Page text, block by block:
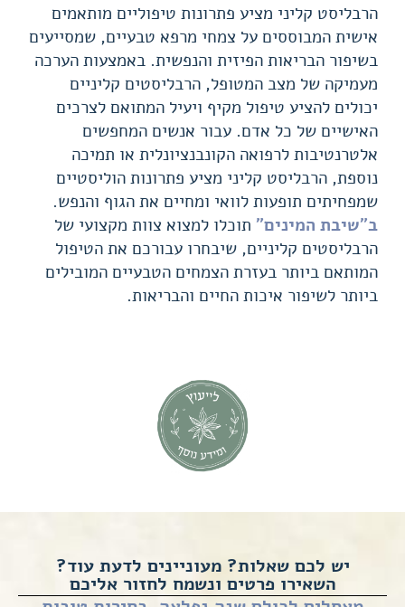
הרבליסט קליני מציע פתרונות טיפוליים מותאמים
אישית המבוססים על צמחי מרפא טבעיים, שמסייעים
בשיפור הבריאות הפיזית והנפשית. באמצעות הערכה
מעמיקה של מצב המטופל, הרבליסטים קליניים
יכולים להציע טיפול מקיף ויעיל המתואם לצרכים
האישיים של כל אדם. עבור אנשים המחפשים
אלטרנטיבות לרפואה הקונבנציונלית או תמיכה
נוספת, הרבליסט קליני מציע פתרונות הוליסטיים
שמפחיתים תופעות לוואי ומחיים את הגוף והנפש.
ב"שיבת המינים" תוכלו למצוא צוות מקצועי של
הרבליסטים קליניים, שיבחרו עבורכם את הטיפול
המותאם ביותר בעזרת הצמחים הטבעיים המובילים
ביותר לשיפור איכות החיים והבריאות.
יש לכם שאלות? מעוניינים לדעת עוד?
השאירו פרטים ונשמח לחזור אליכם